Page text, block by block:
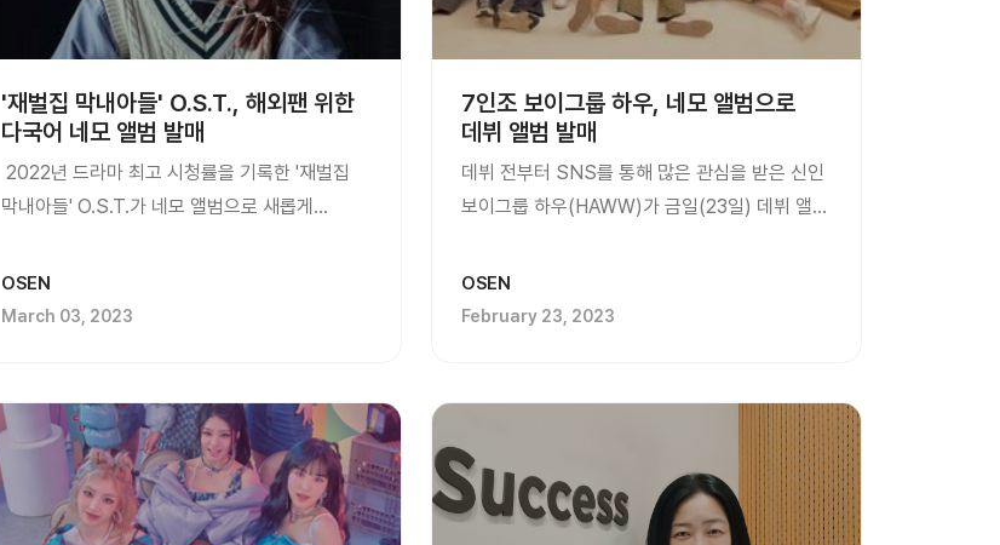
'재벌집 막내아들' O.S.T., 해외팬 위한
다국어 네모 앨범 발매
2022년 드라마 최고 시청률을 기록한 '재벌집
막내아들' O.S.T.가 네모 앨범으로 새롭게
메인 보컬 종호,...
OSEN
March 03, 2023
7인조 보이그룹 하우, 네모 앨범으로
데뷔 앨범 발매
데뷔 전부터 SNS를 통해 많은 관심을 받은 신인
보이그룹 하우(HAWW)가 금일(23일) 데뷔 앨범
OSEN
February 23, 2023